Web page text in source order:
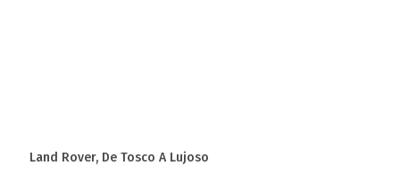
Land Rover, De Tosco A Lujoso